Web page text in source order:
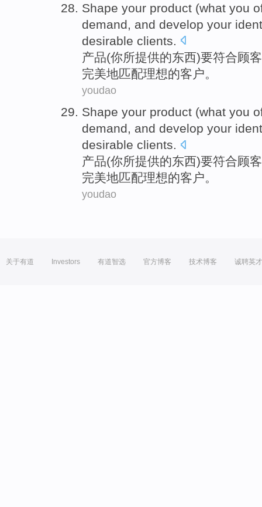
Shape your product (what you
demand , and develop your
desirable clients
产品(你所提供的东西)要符合顾客
完美地匹配理想的客户。
youdao
Shape your product (what you
demand, and develop your
desirable clients.
产品(你所提供的东西)要符合顾客
完美地匹配理想的客户。
youdao
关于有道 Investors 有道智选 官方博客 技术博客 诚聘英才